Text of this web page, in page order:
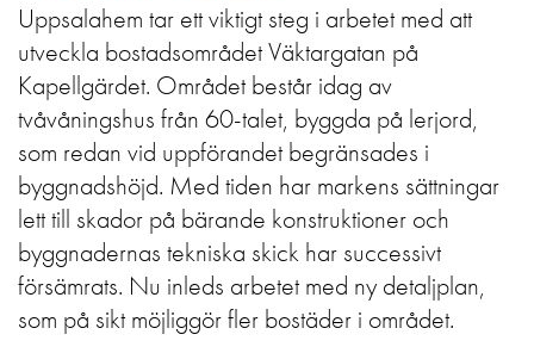
Uppsalahem tar ett viktigt steg i arbetet med att
utveckla bostadsområdet Väktargatan på
Kapellgärdet. Området består idag av
tvåvåningshus från 60-talet, byggda på lerjord,
som redan vid uppförandet begränsades i
byggnadshöjd. Med tiden har markens sättningar
lett till skador på bärande konstruktioner och
byggnadernas tekniska skick har successivt
försämrats. Nu inleds arbetet med ny detaljplan,
som på sikt möjliggör fler bostäder i området.